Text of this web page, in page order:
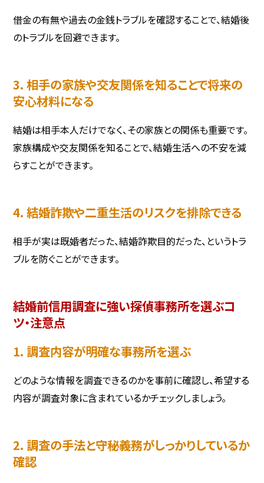
借金の有無や過去の金銭トラブルを確認することで、結婚後
のトラブルを回避できます。
3. 相手の家族や交友関係を知ることで将来の
安心材料になる
結婚は相手本人だけでなく、その家族との関係も重要です。
家族構成や交友関係を知ることで、結婚生活への不安を減
らすことができます。
4. 結婚詐欺や二重生活のリスクを排除できる
相手が実は既婚者だった、結婚詐欺目的だった、というトラ
ブルを防ぐことができます。
結婚前信用調査に強い探偵事務所を選ぶコ
ツ・注意点
1. 調査内容が明確な事務所を選ぶ
どのような情報を調査できるのかを事前に確認し、希望する
内容が調査対象に含まれているかチェックしましょう。
2. 調査の手法と守秘義務がしっかりしているか
確認